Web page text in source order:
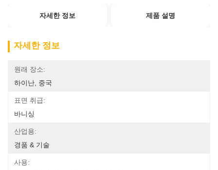
자세한 정보 제품 설명
자세한 정보
원래 장소:
하이난, 중국
표면 취급:
바니싱
산업용:
경품 & 기술
사용: